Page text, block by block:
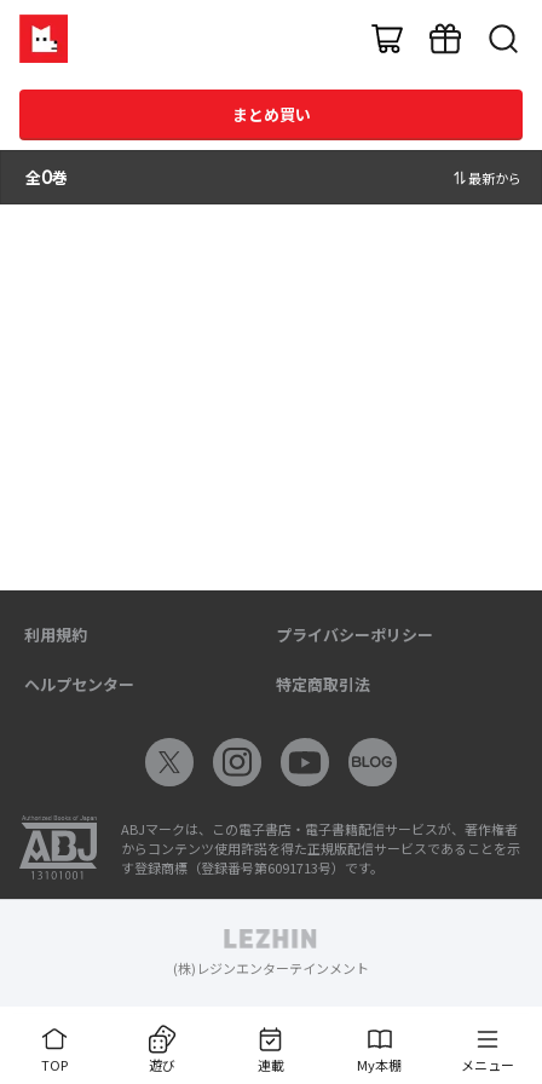
まとめ買い
全0巻 最新から
TOP 遊び 連載 My本棚 メニュー
利用規約 プライバシーポリシー
ヘルプセンター 特定商取引法
ABJマークは、この電子書店・電子書籍配信サービスが、著作権者
からコンテンツ使用許諾を得た正規版配信サービスであることを示
す登録商標（登録番号第6091713号）です。
(株)レジンエンターテインメント